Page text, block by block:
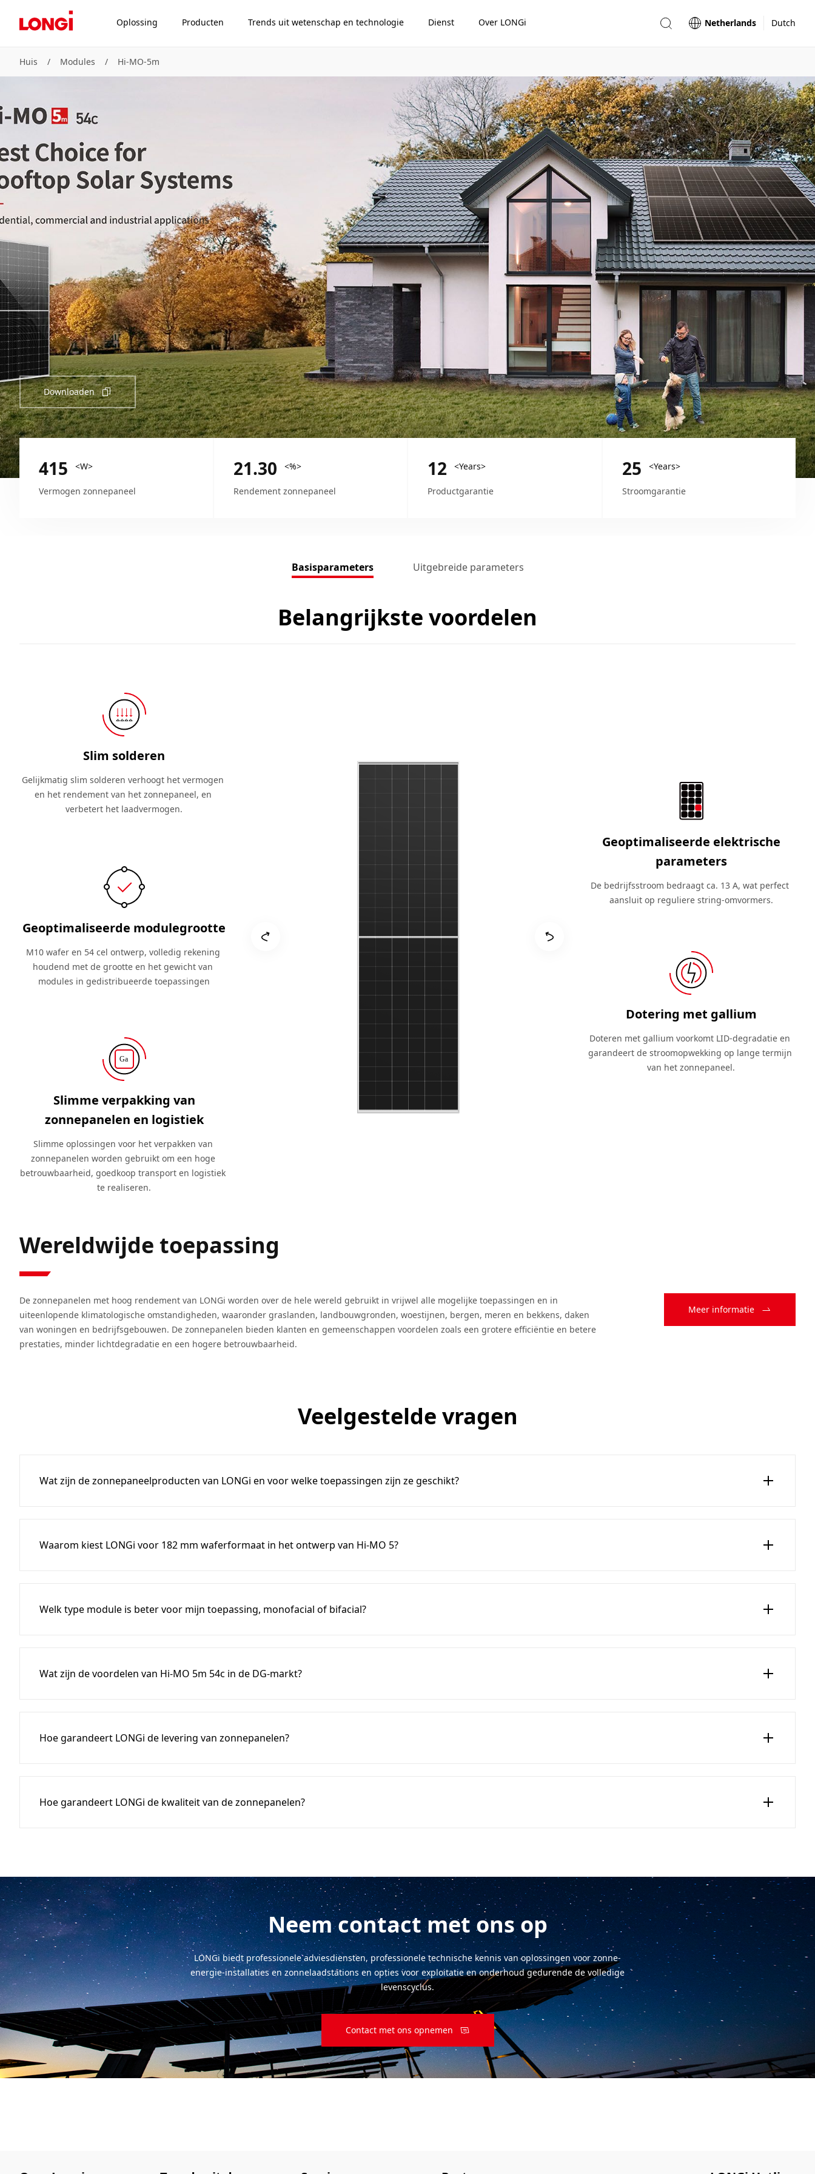
Oplossing Producten Trends uit wetenschap en technologie Dienst Over LONGi Netherlands Dutch
Huis / Modules / Hi-MO-5m
Downloaden
415 <W>
Vermogen zonnepaneel
21.30 <%>
Rendement zonnepaneel
12 <Years>
Productgarantie
25 <Years>
Stroomgarantie
Basisparameters Uitgebreide parameters
Belangrijkste voordelen
Slim solderen
Gelijkmatig slim solderen verhoogt het vermogen
en het rendement van het zonnepaneel, en
verbetert het laadvermogen.
Geoptimaliseerde modulegrootte
M10 wafer en 54 cel ontwerp, volledig rekening
houdend met de grootte en het gewicht van
modules in gedistribueerde toepassingen
Slimme verpakking van
zonnepanelen en logistiek
Slimme oplossingen voor het verpakken van
zonnepanelen worden gebruikt om een hoge
betrouwbaarheid, goedkoop transport en logistiek
te realiseren.
Geoptimaliseerde elektrische
parameters
De bedrijfsstroom bedraagt ca. 13 A, wat perfect
aansluit op reguliere string-omvormers.
Dotering met gallium
Doteren met gallium voorkomt LID-degradatie en
garandeert de stroomopwekking op lange termijn
van het zonnepaneel.
Wereldwijde toepassing
De zonnepanelen met hoog rendement van LONGi worden over de hele wereld gebruikt in vrijwel alle mogelijke toepassingen en in
uiteenlopende klimatologische omstandigheden, waaronder graslanden, landbouwgronden, woestijnen, bergen, meren en bekkens, daken
van woningen en bedrijfsgebouwen. De zonnepanelen bieden klanten en gemeenschappen voordelen zoals een grotere efficiëntie en betere
prestaties, minder lichtdegradatie en een hogere betrouwbaarheid.
Meer informatie
Veelgestelde vragen
Wat zijn de zonnepaneelproducten van LONGi en voor welke toepassingen zijn ze geschikt?
Waarom kiest LONGi voor 182 mm waferformaat in het ontwerp van Hi-MO 5?
Welk type module is beter voor mijn toepassing, monofacial of bifacial?
Wat zijn de voordelen van Hi-MO 5m 54c in de DG-markt?
Hoe garandeert LONGi de levering van zonnepanelen?
Hoe garandeert LONGi de kwaliteit van de zonnepanelen?
Neem contact met ons op
LONGi biedt professionele adviesdiensten, professionele technische kennis van oplossingen voor zonne-
energie-installaties en zonnelaadstations en opties voor exploitatie en onderhoud gedurende de volledige
levenscyclus.
Contact met ons opnemen